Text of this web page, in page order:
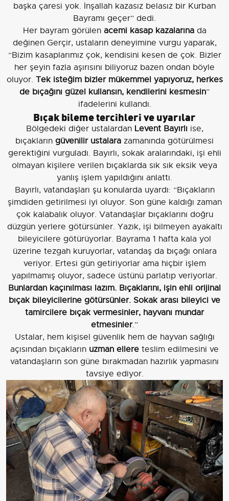
başka çaresi yok. İnşallah kazasız belasız bir Kurban
Bayramı geçer” dedi.
Her bayram görülen acemi kasap kazalarınada
değinen Gerçir, ustaların deneyimine vurgu yaparak,
“Bizim kasaplarımız çok, kendisini kesen de çok. Bizler
her şeyin fazla aşırısını biliyoruz bazen ondan böyle
oluyor. Tek isteğim bizler mükemmel yapıyoruz, herkes
de bıçağını güzel kullansın, kendilerini kesmesin”
ifadelerini kullandı.
Bıçak bileme tercihleri ve uyarılar
Bölgedeki diğer ustalardan Levent Bayırlı ise,
bıçakların güvenilir ustalara zamanında götürülmesi
gerektiğini vurguladı. Bayırlı, sokak aralarındaki, işi ehli
olmayan kişilere verilen bıçaklarda sık sık eksik veya
yanlış işlem yapıldığını anlattı.
Bayırlı, vatandaşları şu konularda uyardı: “Bıçakların
şimdiden getirilmesi iyi oluyor. Son güne kaldığı zaman
çok kalabalık oluyor. Vatandaşlar bıçaklarını doğru
düzgün yerlere götürsünler. Yazık, işi bilmeyen ayakaltı
bileyicilere götürüyorlar. Bayrama 1 hafta kala yol
üzerine tezgah kuruyorlar, vatandaş da bıçağı onlara
veriyor. Ertesi gün getiriyorlar ama hiçbir işlem
yapılmamış oluyor, sadece üstünü parlatıp veriyorlar.
Bunlardan kaçınılması lazım. Bıçaklarını, işin ehli orijinal
bıçak bileyicilerine götürsünler. Sokak arası bileyici ve
tamircilere bıçak vermesinler, hayvanı mundar
etmesinler.”
Ustalar, hem kişisel güvenlik hem de hayvan sağlığı
açısından bıçakların uzman ellere teslim edilmesini ve
vatandaşların son güne bırakmadan hazırlık yapmasını
tavsiye ediyor.